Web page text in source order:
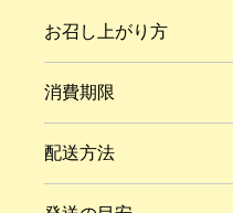
お召し上がり方
温で自然解凍してください
（夏場は冷蔵庫にて）
パンを解凍する際は、パン
水分を閉じ込めるためフリ
グ等を利用し、袋を閉じ
消費期限
（解凍後2日程度）
配送方法